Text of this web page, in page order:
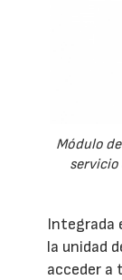
Módulo
servicio
Integrada
la unidad
acceder a